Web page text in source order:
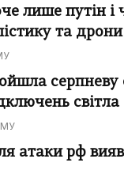
лише путін і
та дрони
серпневу
атаки рф